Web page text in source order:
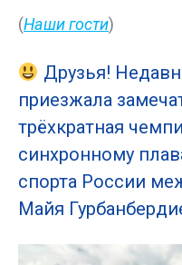
(Наши гости)
Друзья!
приезжала
трёхкратная
синхронному
спорта России
Майя